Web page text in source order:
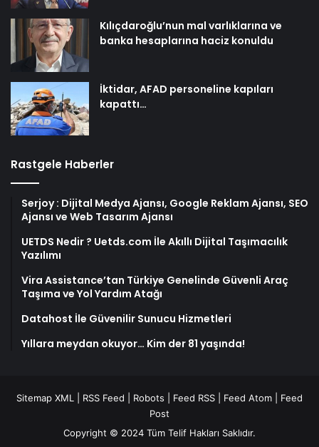
Kılıçdaroğlu’nun mal varlıklarına ve
banka hesaplarına haciz konuldu
İktidar, AFAD personeline kapıları
kapattı…
Rastgele Haberler
Serjoy : Dijital Medya Ajansı, Google Reklam Ajansı, SEO
Ajansı ve Web Tasarım Ajansı
UETDS Nedir ? Uetds.com İle Akıllı Dijital Taşımacılık
Yazılımı
Vira Assistance’tan Türkiye Genelinde Güvenli Araç
Taşıma ve Yol Yardım Atağı
Datahost İle Güvenilir Sunucu Hizmetleri
Yıllara meydan okuyor… Kim der 81 yaşında!
Sitemap XML RSS Feed Robots Feed RSS Feed Atom
Feed
Post
Copyright © 2024 Tüm Telif Hakları Saklıdır.